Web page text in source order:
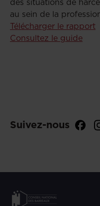
des situations de
au sein de la
Télécharger le rapport
Consultez le guide
Suivez-nous